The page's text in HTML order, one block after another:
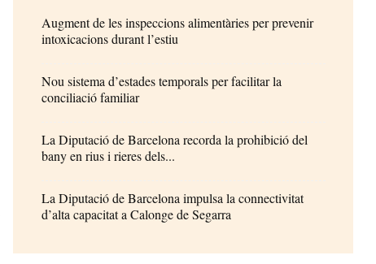
Augment de les inspeccions alimentàries per prevenir
intoxicacions durant l’estiu
Nou sistema d’estades temporals per facilitar la
conciliació familiar
La Diputació de Barcelona recorda la prohibició del
bany en rius i rieres dels...
La Diputació de Barcelona impulsa la connectivitat
d’alta capacitat a Calonge de Segarra